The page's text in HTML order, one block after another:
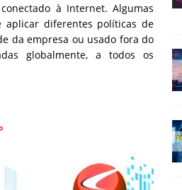
à Internet. Algumas
aplicar diferentes políticas de
da empresa ou usado fora do
globalmente, a todos os